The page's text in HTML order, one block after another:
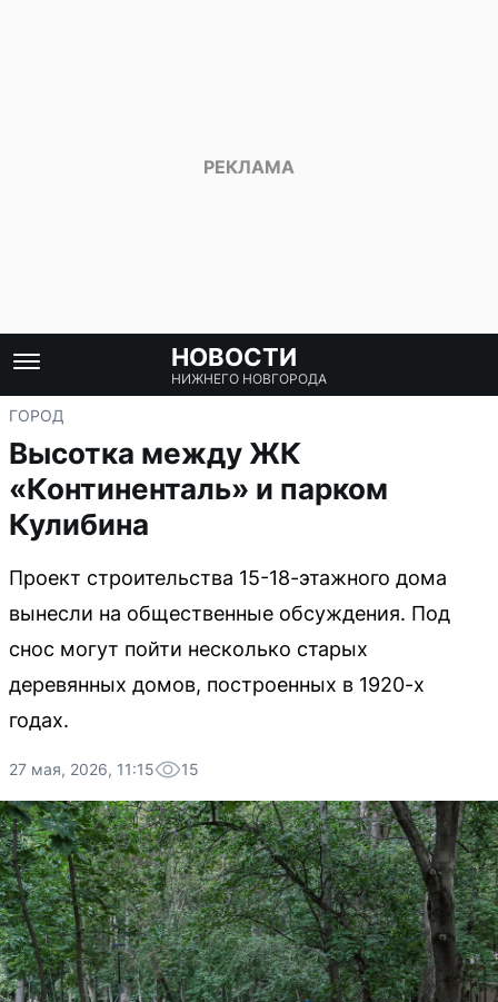
НОВОСТИ
НИЖНЕГО НОВГОРОДА
ГОРОД
Высотка между ЖК
«Континенталь» и парком
Кулибина
Проект строительства 15-18-этажного дома
вынесли на общественные обсуждения. Под
снос могут пойти несколько старых
деревянных домов, построенных в 1920-х
годах.
27 мая, 2026, 11:15 15